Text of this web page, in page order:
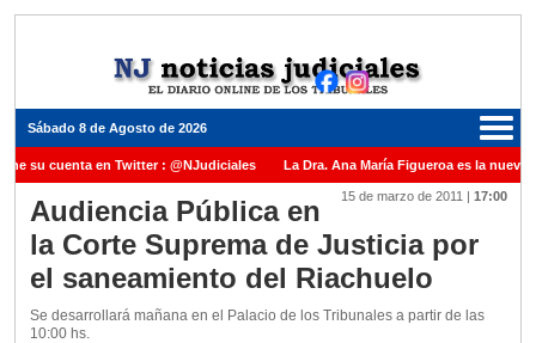
Sábado 8 de Agosto de 2026
su cuenta en Twitter : @NJudiciales La Dra. Ana María Figueroa es la nueva
Justicia de la Nación una medalla al Dr. Raul Zaffaroni en reconocimiento por su
Carles para cubrir vacante en la Corte Suprema de Justicia de la Nación
ante el Juez Daniel Rafecas
15 de marzo de 2011 | 17:00
Audiencia Pública en
la Corte Suprema de Justicia por
el saneamiento del Riachuelo
Se desarrollará mañana en el Palacio de los Tribunales a partir de las
10:00 hs.